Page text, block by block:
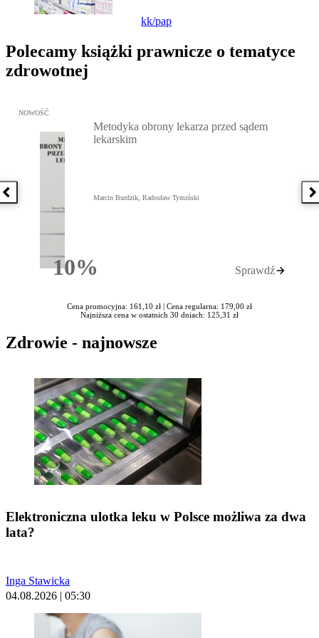
kk/pap
Polecamy książki prawnicze o tematyce
zdrowotnej
Poprzednia książka
Przejdź do: Metodyka obrony lekarza przed sądem lekarskim,
NOWOŚĆ
10%Rabatu
Metodyka obrony lekarza przed sądem
lekarskim
Marcin Burdzik, Radosław Tymiński
Sprawdź
Cena promocyjna: 161,10 zł | Cena regularna: 179,00 zł
Najniższa cena w ostatnich 30 dniach: 125,31 zł
Zdrowie - najnowsze
Elektroniczna ulotka leku w Polsce możliwa za dwa
lata?
Inga Stawicka
04.08.2026 | 05:30